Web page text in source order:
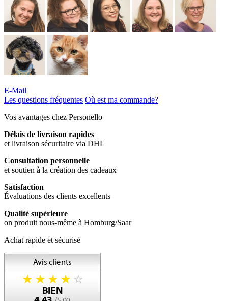
E-Mail
Les questions fréquentes Où est ma commande?
Vos avantages chez Personello
Délais de livraison rapides
et livraison sécuritaire via DHL
Consultation personnelle
et soutien à la création des cadeaux
Satisfaction
Évaluations des clients excellents
Qualité supérieure
on produit nous-même à Homburg/Saar
Achat rapide et sécurisé